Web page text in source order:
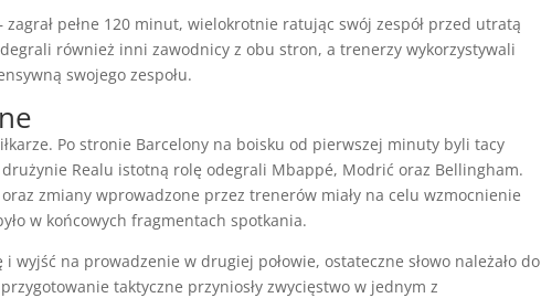
zagrał pełne 120 minut, wielokrotnie ratując swój zespół przed utratą
również inni zawodnicy z obu stron, a trenerzy wykorzystywali
swojego zespołu.
Po stronie Barcelony na boisku od pierwszej minuty byli tacy
drużynie Realu istotną rolę odegrali Mbappé, Modrić oraz Bellingham.
zmiany wprowadzone przez trenerów miały na celu wzmocnienie
w końcowych fragmentach spotkania.
wyjść na prowadzenie w drugiej połowie, ostateczne słowo należało do
taktyczne przyniosły zwycięstwo w jednym z